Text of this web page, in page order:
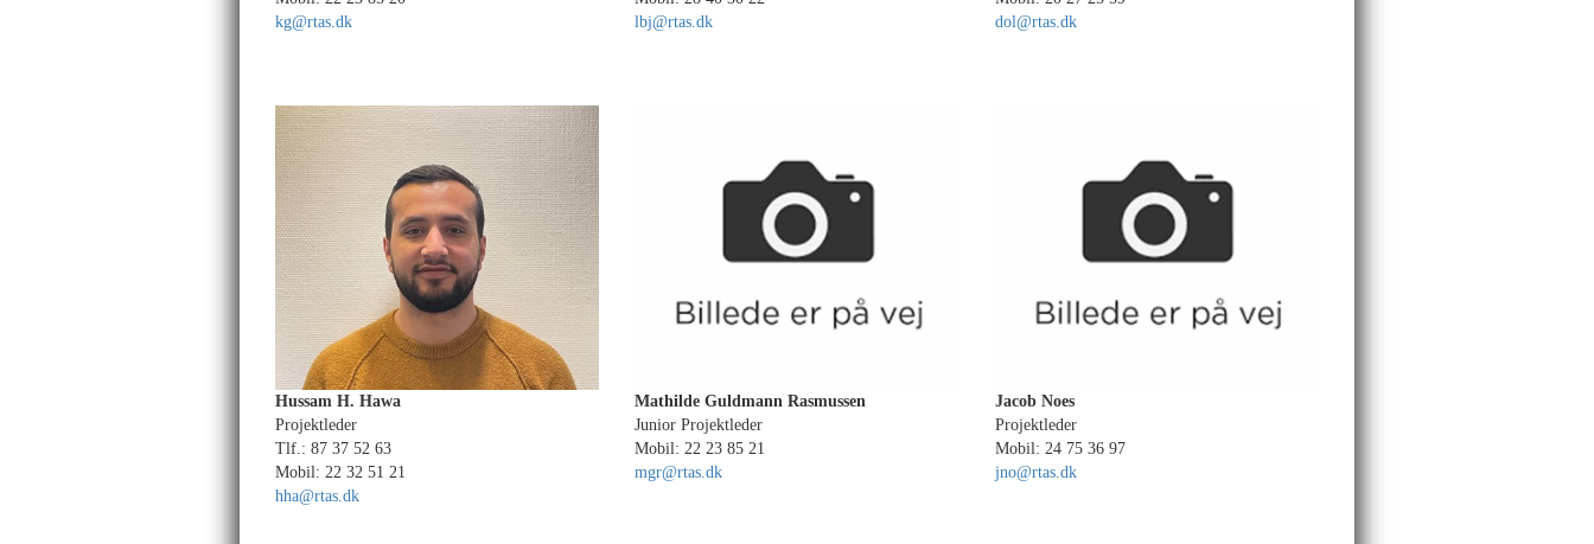
kg@rtas.dk
lbj@rtas.dk
dol@rtas.dk
Hussam H. Hawa
Projektleder
Tlf.: 87 37 52 63
Mobil: 22 32 51 21
hha@rtas.dk
Mathilde Guldmann Rasmussen
Junior Projektleder
Mobil: 22 23 85 21
mgr@rtas.dk
Jacob Noes
Projektleder
Mobil: 24 75 36 97
jno@rtas.dk